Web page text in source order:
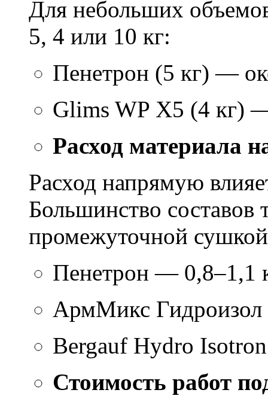
Для небольших
5, 4 или 10 кг:
Пенетрон (5 кг) —
Glims WP X5 (4 кг)
Расход материала
Расход напрямую
Большинство составов
промежуточной
Пенетрон — 0,8–1,1
АрмМикс
Bergauf Hydro
Стоимость работ